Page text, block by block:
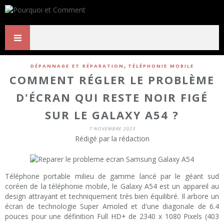
DÉPANNAGE ET RÉPARATION , TÉLÉPHONIE MOBILE
COMMENT RÉGLER LE PROBLÈME
D'ÉCRAN QUI RESTE NOIR FIGÉ
SUR LE GALAXY A54 ?
7 NOVEMBRE 2023
Rédigé par la rédaction
Téléphone portable milieu de gamme lancé par le géant sud
coréen de la téléphonie mobile, le Galaxy A54 est un appareil au
design attrayant et techniquement très bien équilibré. Il arbore un
écran de technologie Super Amoled et d'une diagonale de 6.4
pouces pour une définition Full HD+ de 2340 x 1080 Pixels (403